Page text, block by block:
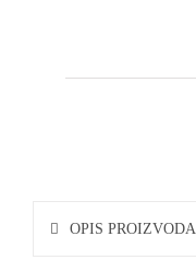
OPIS PROIZVODA